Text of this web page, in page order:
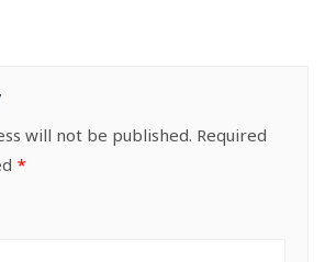
will not be published. Required
*